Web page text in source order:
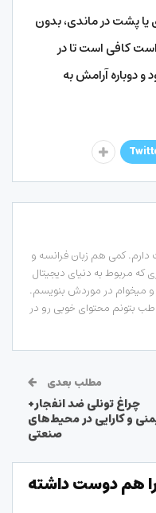
پشت در ماندی، بدون
کافی است تا در
آرامش به
کمی هم زبان فرانسه و
که مربوط به دنیای دیجیتال
در موردش بنویسم.
بتونم محتوای خوبی رو در
مطلب بعدی
چراغ تونلی ضد انفجار+
و کارایی در محیط‌های
صنعتی
هم دوست داشته